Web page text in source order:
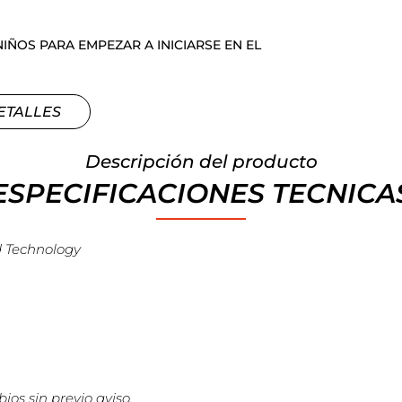
PARA EMPEZAR A INICIARSE EN EL
Descripción del producto
sin previo aviso.